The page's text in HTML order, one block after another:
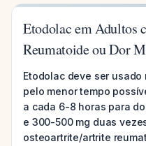
Etodolac em Adultos
Reumatoide ou Dor
Etodolac deve ser
pelo menor tempo
a cada 6-8 horas para
e 300-500 mg duas
osteoartrite/artrite